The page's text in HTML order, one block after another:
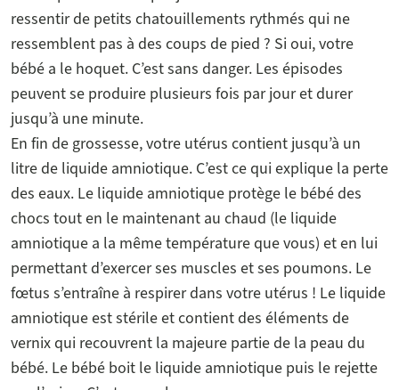
ressentir de petits chatouillements rythmés qui ne
ressemblent pas à des coups de pied ? Si oui, votre
bébé a le hoquet. C’est sans danger. Les épisodes
peuvent se produire plusieurs fois par jour et durer
jusqu’à une minute.
En fin de grossesse, votre utérus contient jusqu’à un
litre de liquide amniotique. C’est ce qui explique la perte
des eaux. Le liquide amniotique protège le bébé des
chocs tout en le maintenant au chaud (le liquide
amniotique a la même température que vous) et en lui
permettant d’exercer ses muscles et ses poumons. Le
fœtus s’entraîne à respirer dans votre utérus ! Le liquide
amniotique est stérile et contient des éléments de
vernix qui recouvrent la majeure partie de la peau du
bébé. Le bébé boit le liquide amniotique puis le rejette